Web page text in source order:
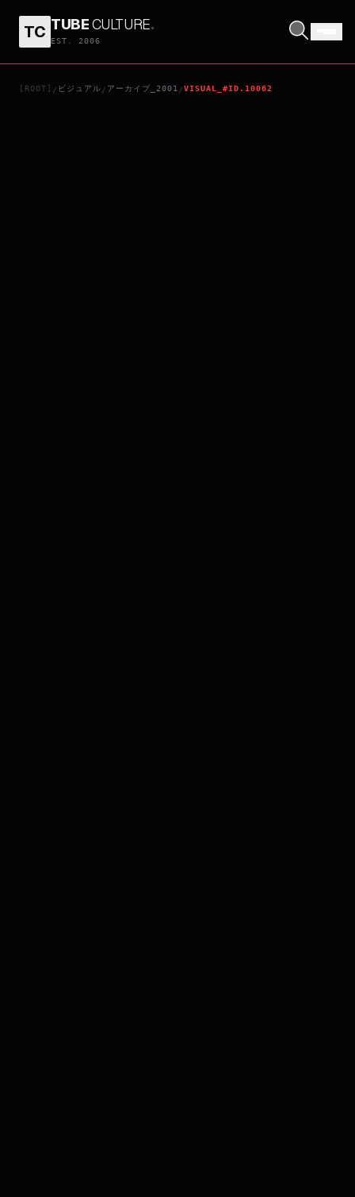
TC TUBECULTURE.
EST. 2006
[ROOT] / ビジュアル / アーカイブ_2001 /VISUAL_#ID.10062
暗戰2